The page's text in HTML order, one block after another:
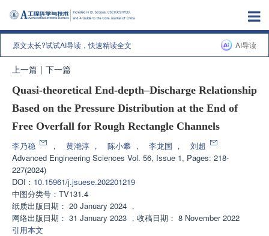
原文太长?试试AI导读，快速精读全文 AI导读
上一篇 | 下一篇
Quasi-theoretical End-depth–Discharge Relationship
Based on the Pressure Distribution at the End of
Free Overfall for Rough Rectangle Channels
李乃稳 ， 黄滟淳 ， 陈小攀 ， 李龙国 ，
刘超
Advanced Engineering Sciences Vol. 56, Issue 1, Pages: 218-
227(2024)
DOI： 10.15961/j.jsuese.202201219
中图分类号： TV131.4
纸质出版日期： 20 January 2024 ，
网络出版日期： 31 January 2023 ， 收稿日期： 8 November 2022
引用本文